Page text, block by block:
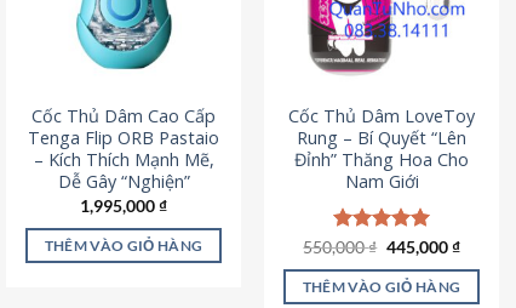
Cốc Thủ Dâm Cao Cấp
Tenga Flip ORB Pastaio
– Kích Thích Mạnh Mẽ,
Dễ Gây “Nghiện”
1,995,000₫
THÊM VÀO GIỎ HÀNG
Cốc Thủ Dâm LoveToy
Rung – Bí Quyết “Lên
Đỉnh” Thăng Hoa Cho
Nam Giới
Được xếp
hạng5.00
5 sao
550,000₫ Giá
là:
550,000 ₫.
445,000₫Giá
tại
là:
THÊM VÀO GIỎ HÀNG